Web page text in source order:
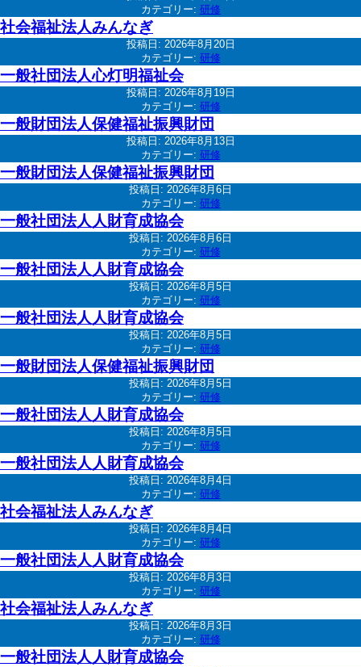
カテゴリー: 研修
社会福祉法人みんなぎ
投稿日: 2026年8月20日
カテゴリー: 研修
一般社団法人心灯明福祉会
投稿日: 2026年8月19日
カテゴリー: 研修
一般財団法人保健福祉振興財団
投稿日: 2026年8月13日
カテゴリー: 研修
一般財団法人保健福祉振興財団
投稿日: 2026年8月6日
カテゴリー: 研修
一般社団法人人財育成協会
投稿日: 2026年8月6日
カテゴリー: 研修
一般社団法人人財育成協会
投稿日: 2026年8月5日
カテゴリー: 研修
一般社団法人人財育成協会
投稿日: 2026年8月5日
カテゴリー: 研修
一般財団法人保健福祉振興財団
投稿日: 2026年8月5日
カテゴリー: 研修
一般社団法人人財育成協会
投稿日: 2026年8月5日
カテゴリー: 研修
一般社団法人人財育成協会
投稿日: 2026年8月4日
カテゴリー: 研修
社会福祉法人みんなぎ
投稿日: 2026年8月4日
カテゴリー: 研修
一般社団法人人財育成協会
投稿日: 2026年8月3日
カテゴリー: 研修
社会福祉法人みんなぎ
投稿日: 2026年8月3日
カテゴリー: 研修
一般社団法人人財育成協会